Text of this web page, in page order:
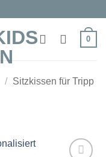
0
/
Sitzkissen für Tripp